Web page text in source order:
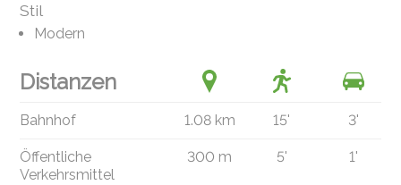
Stil
Modern
Distanzen
Bahnhof 1.08 km 15' 3'
Öffentliche
Verkehrsmittel
300 m 5' 1'